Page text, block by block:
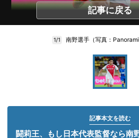
記事に戻る
1/1 南野選手（写真：
記事本文を読む
闘莉王、もし日本代表監督なら南